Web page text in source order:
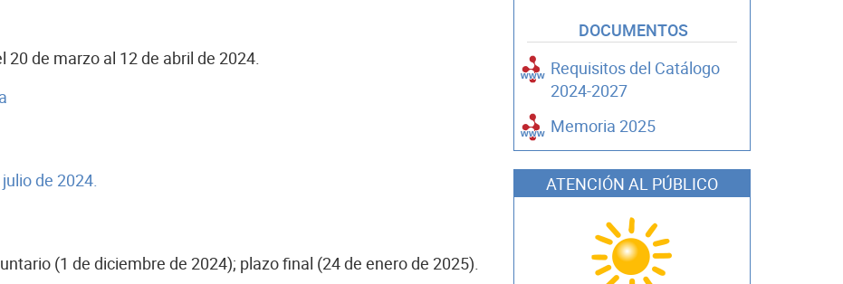
de marzo al 12 de abril de 2024.
de 2024.
(1 de diciembre de 2024); plazo final (24 de enero de 2025).
DOCUMENTOS
Requisitos del Catálogo
2024-2027
Memoria 2025
ATENCIÓN AL PÚBLICO